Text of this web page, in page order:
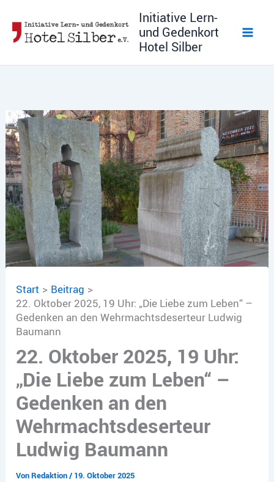
Inhalt
springen
Initiative Lern-
und Gedenkort
Hotel Silber
Start
Beitrag
22. Oktober 2025, 19 Uhr: „Die Liebe zum Leben“ –
Gedenken an den Wehrmachtsdeserteur Ludwig
Baumann
22. Oktober 2025, 19 Uhr:
„Die Liebe zum Leben“ –
Gedenken an den
Wehrmachtsdeserteur
Ludwig Baumann
VonRedaktion/ 19. Oktober 2025